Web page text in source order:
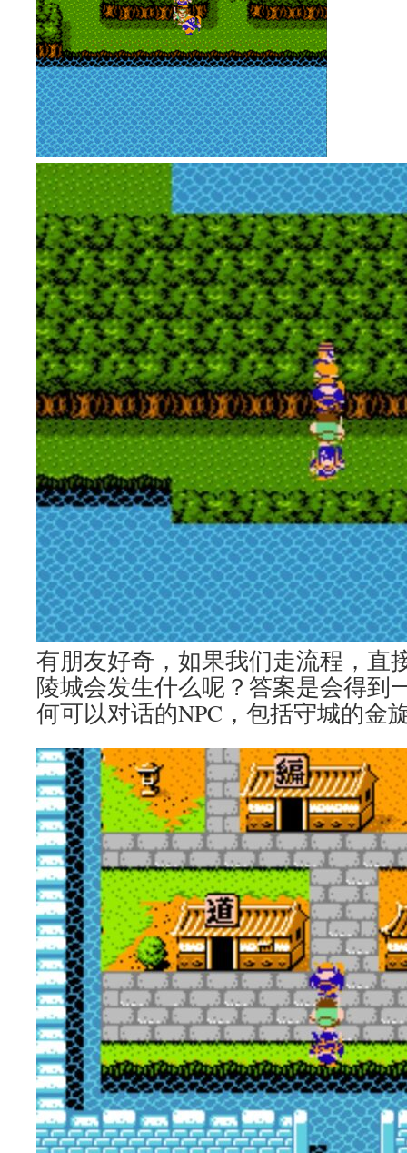
有朋友好奇，如果我们走流程，直
陵城会发生什么呢？答案是会得到
何可以对话的NPC，包括守城的金